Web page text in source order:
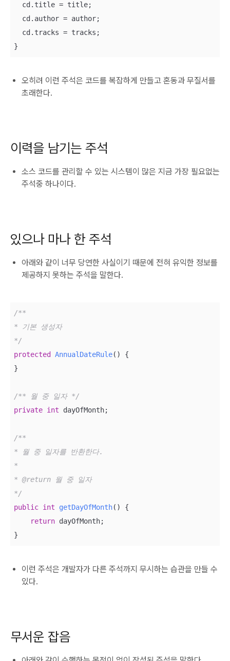
  cd.title = title;
  cd.author = author;
  cd.tracks = tracks;
}
오히려 이런 주석은 코드를 복잡하게 만들고 혼동과 무질서를
초래한다.
이력을 남기는 주석
소스 코드를 관리할 수 있는 시스템이 많은 지금 가장 필요없는
주석중 하나이다.
있으나 마나 한 주석
아래와 같이 너무 당연한 사실이기 때문에 전혀 유익한 정보를
제공하지 못하는 주석을 말한다.
/**
* 기본 생성자
*/
protected
AnnualDateRule()
{
}
/** 월 중 일자 */
private int dayOfMonth;
/**
* 월 중 일자를 반환한다.
*
* @return 월 중 일자
*/
public int getDayOfMonth()
{
return dayOfMonth;
}
이런 주석은 개발자가 다른 주석까지 무시하는 습관을 만들 수
있다.
무서운 잡음